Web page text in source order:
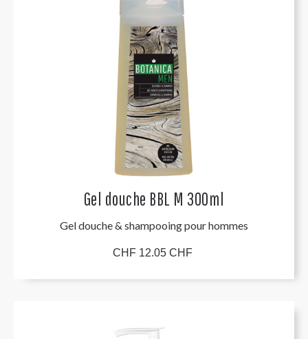
Gel douche BBL M 300ml
Gel douche & shampooing pour hommes
CHF 12.05 CHF